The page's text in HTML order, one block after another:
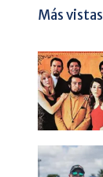
Más vistas